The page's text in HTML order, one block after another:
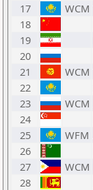
17
WCM
18
19
20
21
WCM
22
23
WCM
24
25
WFM
26
27
WCM
28